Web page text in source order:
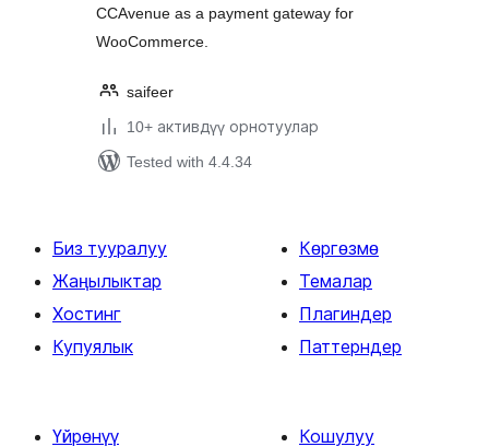
CCAvenue as a payment gateway for
WooCommerce.
saifeer
10+ активдүү орнотуулар
Tested with 4.4.34
Биз тууралуу
Жаңылыктар
Хостинг
Купуялык
Көргөзмө
Темалар
Плагиндер
Паттерндер
Үйрөнүү
Кошулуу